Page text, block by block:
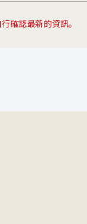
確認最新的資訊。